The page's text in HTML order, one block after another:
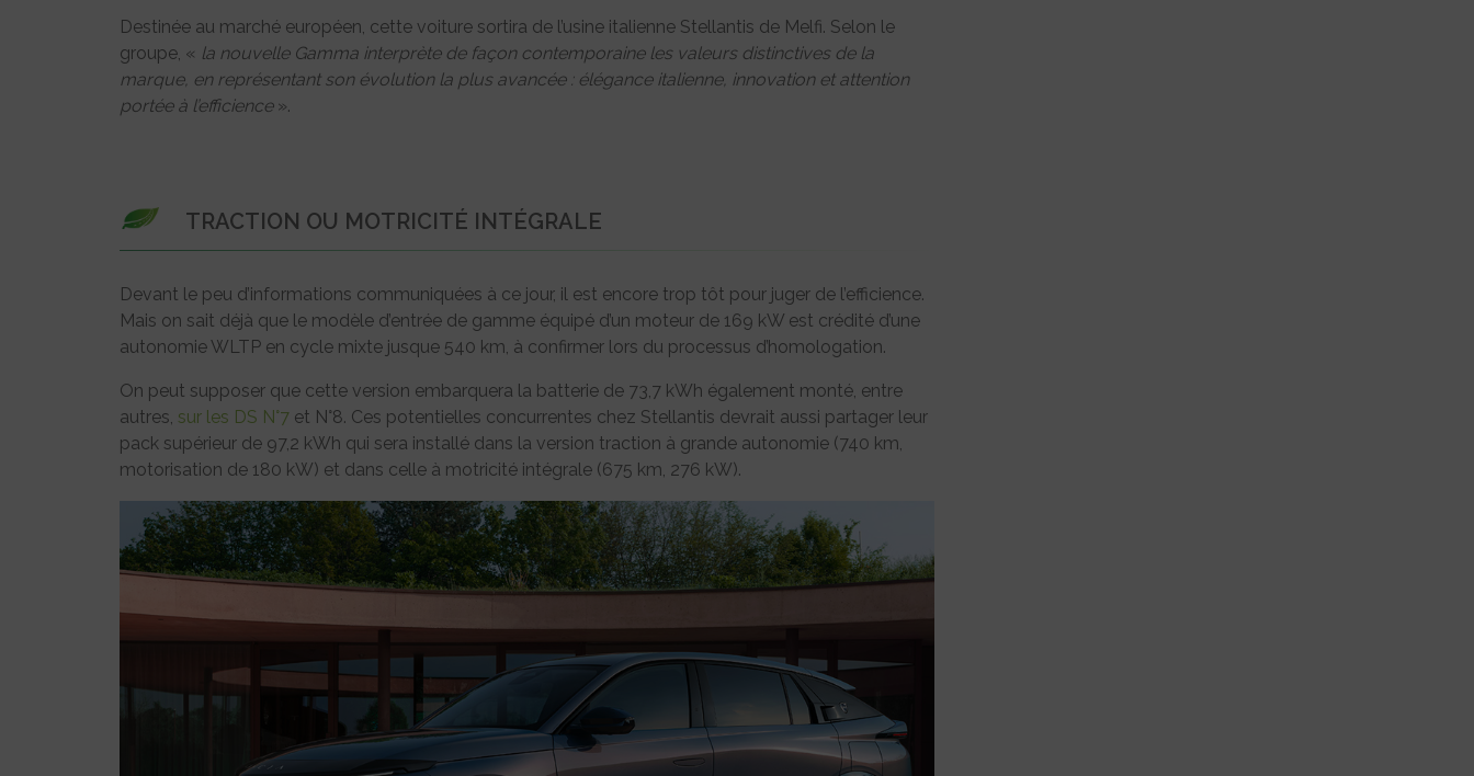
Destinée au marché européen, cette voiture sortira de l’usine italienne Stellantis de Melfi. Selon le
groupe, « la nouvelle Gamma interprète de façon contemporaine les valeurs distinctives de la
marque, en représentant son évolution la plus avancée : élégance italienne, innovation et attention
portée à l’efficience».
TRACTION OU MOTRICITÉ INTÉGRALE
Devant le peu d’informations communiquées à ce jour, il est encore trop tôt pour juger de l’efficience.
Mais on sait déjà que le modèle d’entrée de gamme équipé d’un moteur de 169 kW est crédité d’une
autonomie WLTP en cycle mixte jusque 540 km, à confirmer lors du processus d’homologation.
On peut supposer que cette version embarquera la batterie de 73,7 kWh également monté, entre
autres, sur les DS N°7 et N°8. Ces potentielles concurrentes chez Stellantis devrait aussi partager leur
pack supérieur de 97,2 kWh qui sera installé dans la version traction à grande autonomie (740 km,
motorisation de 180 kW) et dans celle à motricité intégrale (675 km, 276 kW).